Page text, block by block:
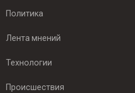
Политика
Лента мнений
Технологии
Происшествия